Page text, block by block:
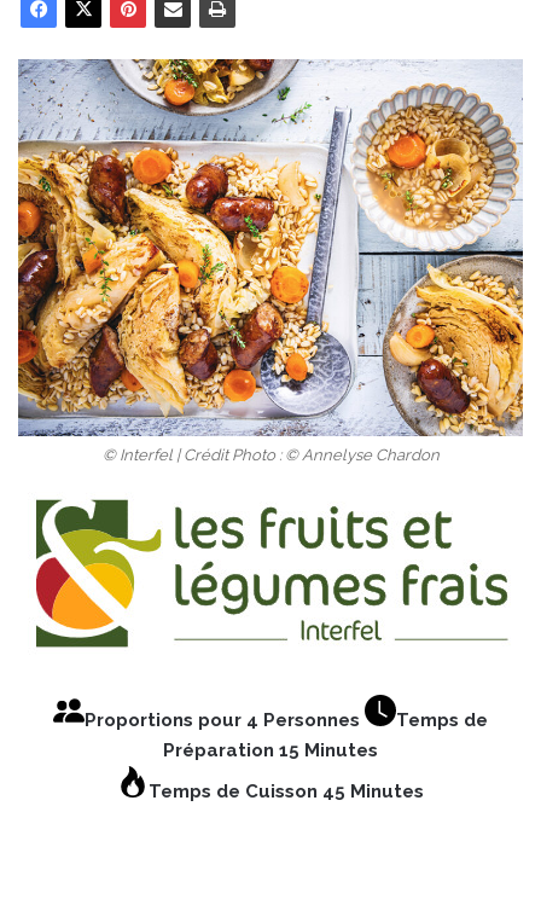
© Interfel | Crédit Photo : © Annelyse Chardon
Proportions pour 4 Personnes
Temps de
Préparation 15 Minutes
Temps de Cuisson 45 Minutes